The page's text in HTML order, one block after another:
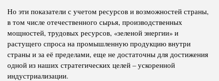
Но эти показатели с учетом ресурсов и возможностей страны,
в том числе отечественного сырья, производственных
мощностей, трудовых ресурсов, «зеленой энергии» и
растущего спроса на промышленную продукцию внутри
страны и за её пределами, еще не достаточны для достижения
одной из наших стратегических целей – ускоренной
индустриализации.